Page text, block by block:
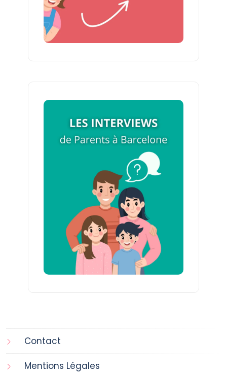
Contact
Mentions Légales